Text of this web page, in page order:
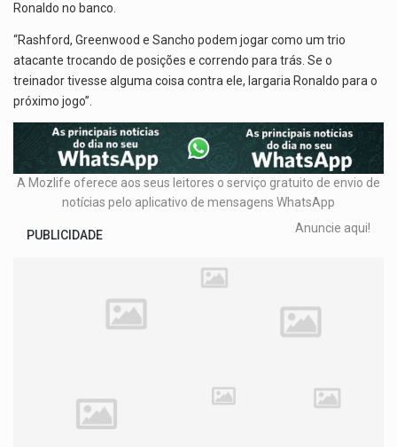
Ronaldo no banco.
“Rashford, Greenwood e Sancho podem jogar como um trio
atacante trocando de posições e correndo para trás. Se o
treinador tivesse alguma coisa contra ele, largaria Ronaldo para o
próximo jogo”.
A Mozlife oferece aos seus leitores o serviço gratuito de envio de
notícias pelo aplicativo de mensagens WhatsApp
PUBLICIDADE Anuncie aqui!